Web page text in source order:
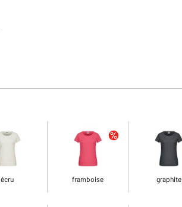
écru framboise graphite